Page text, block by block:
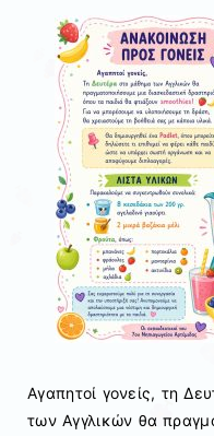
Αγαπητοί γονείς, τη
των Αγγλικών θα